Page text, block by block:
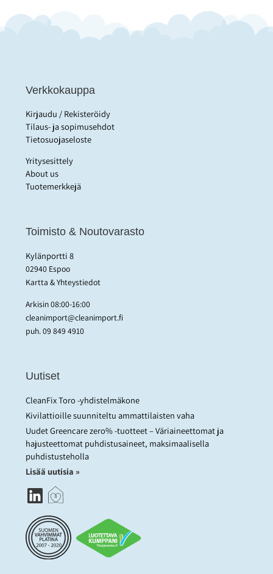
Verkkokauppa
Kirjaudu / Rekisteröidy
Tilaus- ja sopimusehdot
Tietosuojaseloste
Yritysesittely
About us
Tuotemerkkejä
Toimisto & Noutovarasto
Kylänportti 8
02940 Espoo
Kartta & Yhteystiedot
Arkisin 08:00-16:00
cleanimport@cleanimport.fi
puh.09 849 4910
Uutiset
CleanFix Toro -yhdistelmäkone
Kivilattioille suunniteltu ammattilaisten vaha
Uudet Greencare zero% -tuotteet – Väriaineettomat ja
hajusteettomat puhdistusaineet, maksimaalisella
puhdistusteholla
Lisää uutisia »